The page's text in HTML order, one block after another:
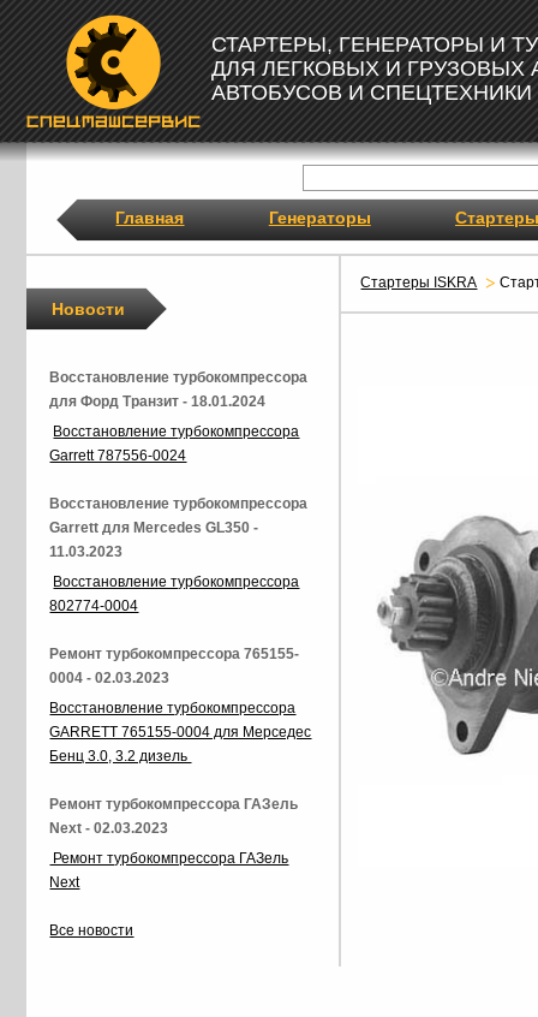
СТАРТЕРЫ, ГЕНЕРАТОРЫ И
ДЛЯ ЛЕГКОВЫХ И ГРУЗОВЫХ
АВТОБУСОВ И СПЕЦТЕХНИКИ
Главная Генераторы Стартеры
Стартеры ISKRA
Новости
Восстановление турбокомпрессора
для Форд Транзит - 18.01.2024
Восстановление турбокомпрессора
Garrett 787556-0024
Восстановление турбокомпрессора
Garrett для Mercedes GL350 -
11.03.2023
Восстановление турбокомпрессора
802774-0004
Ремонт турбокомпрессора 765155-
0004 - 02.03.2023
Восстановление турбокомпрессора
GARRETT 765155-0004 для Мерседес
Бенц 3.0, 3.2 дизель
Ремонт турбокомпрессора ГАЗель
Next - 02.03.2023
Ремонт турбокомпрессора ГАЗель
Next
Все новости